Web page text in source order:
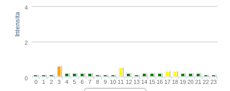
Intensita
0 1 2 3 4 5 6 7 8 9 10 11 12 13 14 15 16 17 18 19 20 21 22 23
0
2
4